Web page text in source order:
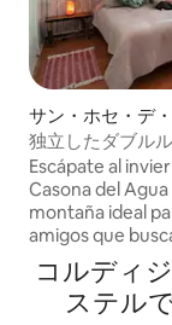
サン・ホセ・デ
独立したダブル
Escápate al
Casona del
montaña ideal
amigos que
frente a la cordillera
en tinajas de
estrellas 🪵 y
コルディ
ステル